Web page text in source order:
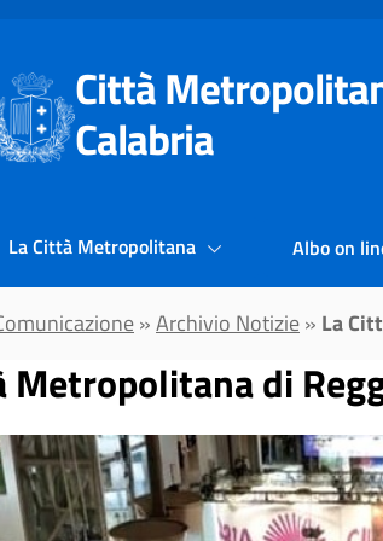
Città
Calabria
La Città Metropolitana Albo on
»Archivio Notizie» La
Metropolitana di